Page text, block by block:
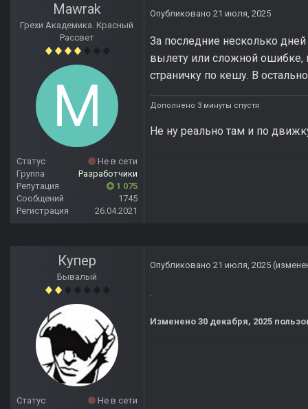
Mawrak
Грехи Академика. Красный
Рассвет
Статус
Не в сети
Группа
Разработчики
Репутация
1 075
Сообщений
1745
Регистрация
26.04.2021
Опубликовано 21 июля, 2025
За последние несколько
вылету или сложной ошибке,
страничку по кешу. В
Дополнено 3 минуты спустя
Не ну реально там и по
Купер
Бывалый
Статус
Не в сети
Опубликовано 21 июля, 2025
.
Изменено 30 декабря, 2025